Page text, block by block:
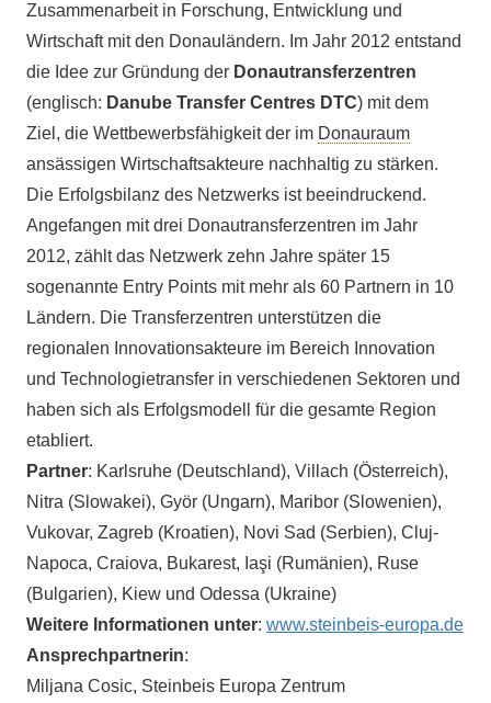
Zusammenarbeit in Forschung, Entwicklung und
Wirtschaft mit den Donauländern. Im Jahr 2012 entstand
die Idee zur Gründung der Donautransferzentren
(englisch: Danube Transfer Centres DTC) mit dem
Ziel, die Wettbewerbsfähigkeit der im Donauraum
ansässigen Wirtschaftsakteure nachhaltig zu stärken.
Die Erfolgsbilanz des Netzwerks ist beeindruckend.
Angefangen mit drei Donautransferzentren im Jahr
2012, zählt das Netzwerk zehn Jahre später 15
sogenannte Entry Points mit mehr als 60 Partnern in 10
Ländern. Die Transferzentren unterstützen die
regionalen Innovationsakteure im Bereich Innovation
und Technologietransfer in verschiedenen Sektoren und
haben sich als Erfolgsmodell für die gesamte Region
etabliert.
Partner: Karlsruhe (Deutschland), Villach (Österreich),
Nitra (Slowakei), Györ (Ungarn), Maribor (Slowenien),
Vukovar, Zagreb (Kroatien), Novi Sad (Serbien), Cluj-
Napoca, Craiova, Bukarest, Iaşi (Rumänien), Ruse
(Bulgarien), Kiew und Odessa (Ukraine)
Weitere Informationen unter: www.steinbeis-europa.de
Ansprechpartnerin:
Miljana Cosic, Steinbeis Europa Zentrum